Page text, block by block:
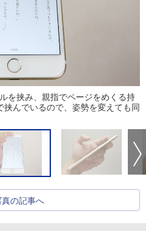
を挟み、親指でページをめくる持
んでいるので、姿勢を変えても同
真の記事へ